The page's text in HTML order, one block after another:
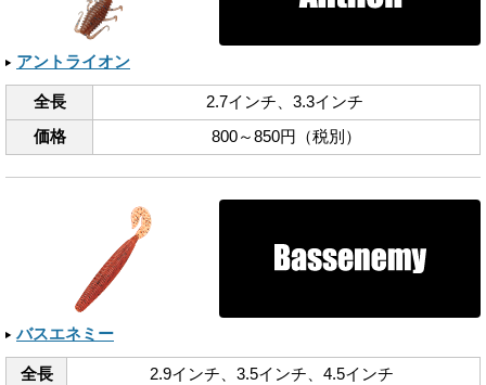
アントライオン
全長
2.7インチ、​3.3インチ
価格
800～850円（税別）
バスエネミー
全長
2.9インチ、​3.5インチ、​4.5インチ